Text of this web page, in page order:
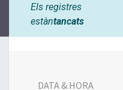
Els registres
estàntancats
DATA & HORA